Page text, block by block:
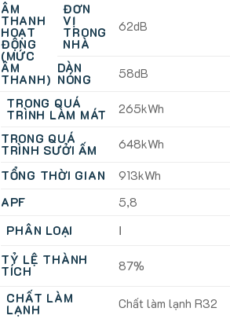
ÂM
THANH
HOẠT
ĐỘNG
(MỨC
ÂM
THANH)
ĐƠN
VỊ
TRONG
NHÀ
62dB
DÀN
NÓNG 58dB
TRONG QUÁ
TRÌNH LÀM MÁT
265kWh
TRONG QUÁ
TRÌNH SƯỞI ẤM
648kWh
TỔNG THỜI GIAN
913kWh
APF
5,8
PHÂN LOẠI
Ⅰ
TỶ LỆ THÀNH
TÍCH 87%
CHẤT LÀM
LẠNH
Chất làm lạnh R32